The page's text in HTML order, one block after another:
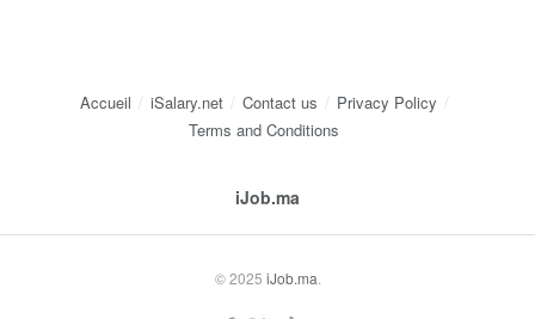
Accueil iSalary.net Contact us
Privacy Policy
Terms and Conditions
iJob.ma
© 2025 iJob.ma